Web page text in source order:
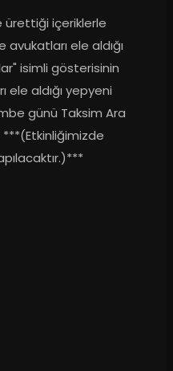
ürettiği içeriklerle
avukatları ele aldığı
isimli gösterisinin
ele aldığı yepyeni
günü Taksim Ara